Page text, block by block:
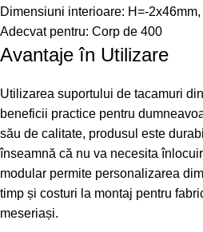
Dimensiuni interioare: H=-
Adecvat pentru: Corp de 400
Avantaje în Utilizare
Utilizarea suportului de tacamuri
beneficii practice pentru
său de calitate, produsul este
înseamnă că nu va necesita
modular permite personalizarea
timp și costuri la montaj pentru
meseriași.